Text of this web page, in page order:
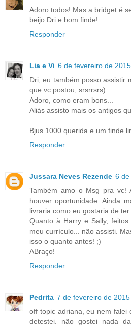
Adoro todos! Mas a bridget é
beijo Dri e bom finde!
Responder
Lia e Vi 6 de fevereiro de
Dri, eu também posso assistir
que vc postou, srsrrsrs)
Adoro, como eram bons...
Aliás assisto mais os antigos
Bjus 1000 querida e um finde
Responder
Jussara Neves Rezende 6 de
Também amo o Msg pra vc!
houver oportunidade. Ainda
livraria como eu gostaria de
Quanto à Harry e Sally,
meu currículo... não assisti.
isso o quanto antes! ;)
ABraço!
Responder
Pedrita 7 de fevereiro de
off topic adriana, eu nem falei
detestei. não gostei nada